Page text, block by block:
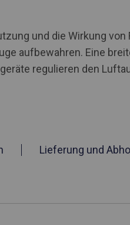
und die Wirkung
aufbewahren. Eine
regulieren den
Lieferung und